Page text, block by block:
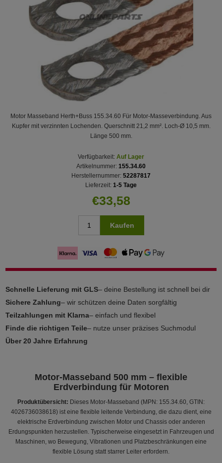
Motor Masseband Herth+Buss 155.34.60 Für Motor-Masseverbindung. Aus
Kupfer mit verzinnten Lochenden. Querschnitt 21,2 mm². Loch-Ø 10,5 mm.
Länge 500 mm.
Verfügbarkeit: Auf Lager
Artikelnummer: 155.34.60
Herstellernummer: 52287817
Lieferzeit: 1-5 Tage
€33,58
Kaufen
Schnelle Lieferung mit GLS– deine Bestellung ist schnell bei dir
Sichere Zahlung– wir schützen deine Daten sorgfältig
Teilzahlungen mit Klarna– einfach und flexibel
Finde die richtigen Teile– nutze unser präzises Suchmodul
Über 20 Jahre Erfahrung
Motor-Masseband 500 mm – flexible
Erdverbindung für Motoren
Produktübersicht: Dieses Motor-Masseband (MPN: 155.34.60, GTIN:
4026736038618) ist eine flexible leitende Verbindung, die dazu dient, eine
elektrische Erdverbindung zwischen Motor und Chassis oder anderen
Erdungspunkten herzustellen. Typischerweise eingesetzt in Fahrzeugen und
Maschinen, wo Bewegung, Vibrationen und Platzbeschränkungen eine
flexible Lösung statt starrer Leiter erfordern.